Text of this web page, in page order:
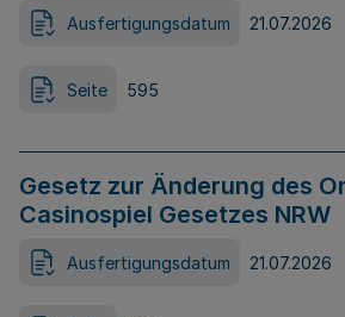
Ausfertigungsdatum 21.07.2026
Seite 595
Gesetz zur Änderung des
Casinospiel Gesetzes NRW
Ausfertigungsdatum 21.07.2026